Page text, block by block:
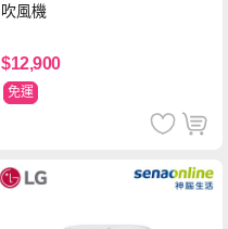
吹風機
$12,900
免運